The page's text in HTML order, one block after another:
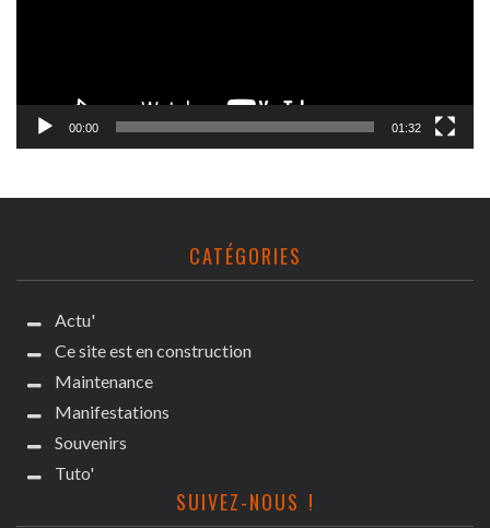
00:00 01:32
CATÉGORIES
Actu'
Ce site est en construction
Maintenance
Manifestations
Souvenirs
Tuto'
SUIVEZ-NOUS !